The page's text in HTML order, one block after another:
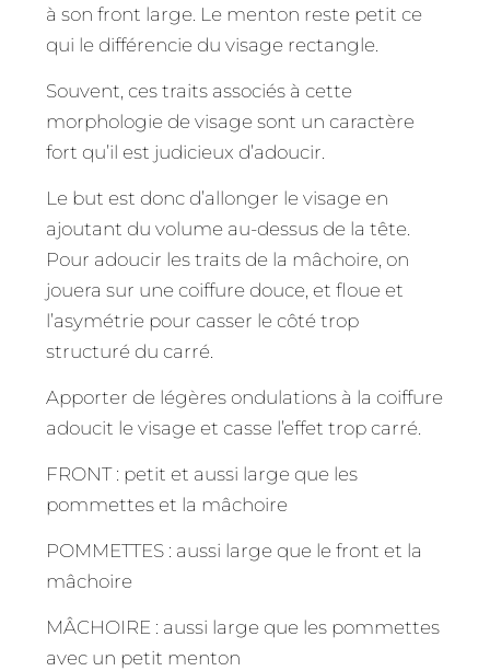
à son front large. Le menton reste petit ce
qui le différencie du visage rectangle.
Souvent, ces traits associés à cette
morphologie de visage sont un caractère
fort qu’il est judicieux d’adoucir.
Le but est donc d’allonger le visage en
ajoutant du volume au-dessus de la tête.
Pour adoucir les traits de la mâchoire, on
jouera sur une coiffure douce, et floue et
l’asymétrie pour casser le côté trop
structuré du carré.
Apporter de légères ondulations à la coiffure
adoucit le visage et casse l’effet trop carré.
FRONT : petit et aussi large que les
pommettes et la mâchoire
POMMETTES : aussi large que le front et la
mâchoire
MÂCHOIRE : aussi large que les pommettes
avec un petit menton